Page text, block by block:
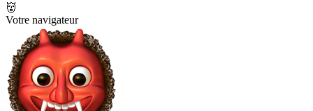
👹
Votre navigateur